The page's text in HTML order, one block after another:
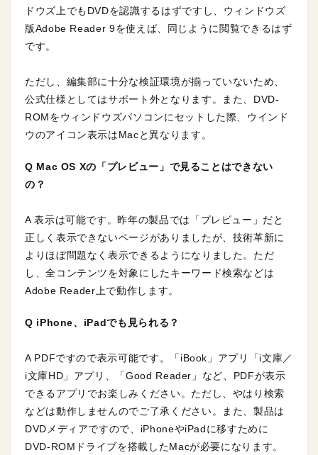
ドウズ上でもDVDを認識するはずですし、ウィンドウズ
版Adobe Reader 9を使えば、同じように閲覧できるはず
です。
ただし、編集部に十分な検証環境が揃っていないため、
公式仕様としてはサポート外となります。また、DVD-
ROMをウィンドウズパソコンにセットした際、ウインド
ウのアイコン表示はMacと異なります。
Q Mac OS Xの「プレビュー」で見ることはできない
の？
A 表示は可能です。昨年の製品では「プレビュー」だと
正しく表示できないページがありましたが、技術革新に
よりほぼ問題なく表示できるようになりました。ただ
し、全コンテンツを対象にしたキーワード検索などは
Adobe Reader上で動作します。
Q iPhone、iPadでも見られる？
A PDFですので表示可能です。「iBook」アプリ「i文庫／
i文庫HD」アプリ、「Good Reader」など、PDFが表示
できるアプリでお楽しみください。ただし、やはり検索
などは動作しませんのでご了承ください。また、製品は
DVDメディアですので、iPhoneやiPadに移すために
DVD-ROMドライブを搭載したMacが必要になります。